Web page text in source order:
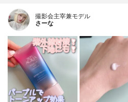
撮影会主宰兼モデル
さーな